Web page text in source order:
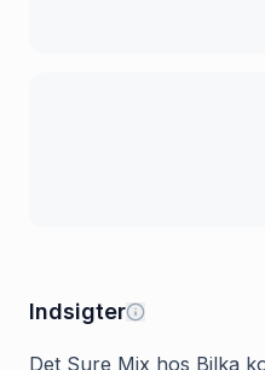
Indsigter
Det Sure Mix hos Bilka